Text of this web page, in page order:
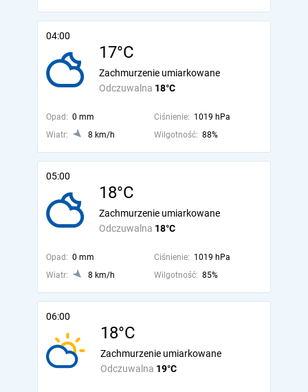
04:00
17°C
Odczuwalna 18°C
Zachmurzenie umiarkowane
Opad: 0 mm Ciśnienie: 1019 hPa
Wiatr:
8 km/h Wilgotność: 88%
05:00
18°C
Odczuwalna 18°C
Zachmurzenie umiarkowane
Opad: 0 mm Ciśnienie: 1019 hPa
Wiatr:
8 km/h Wilgotność: 85%
06:00
18°C
Odczuwalna 19°C
Zachmurzenie umiarkowane